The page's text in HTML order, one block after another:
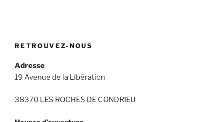
RETROUVEZ-NOUS
Adresse
19 Avenue de la Libération
38370 LES ROCHES DE CONDRIEU